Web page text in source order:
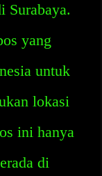
Surabaya.
yang
untuk
lokasi
ini hanya
di